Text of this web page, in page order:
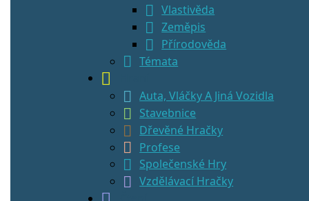
Vlastivěda
Zeměpis
Přírodověda
Témata
Auta, Vláčky A Jiná Vozidla
Stavebnice
Dřevěné Hračky
Profese
Společenské Hry
Vzdělávací Hračky